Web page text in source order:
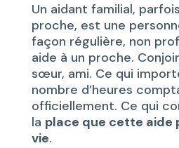
Un aidant familial,
proche, est une
façon régulière, non
aide à un proche.
sœur, ami. Ce qui
nombre d’heures
officiellement. Ce qui
la place que cette aide
vie.